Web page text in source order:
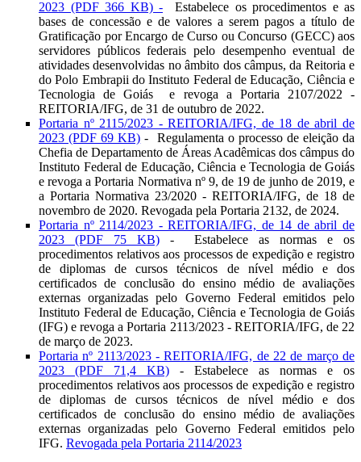
2023 (PDF 366 KB) -
Estabelece os procedimentos e as
bases de concessão e de valores a serem pagos a título de
Gratificação por Encargo de Curso ou Concurso (GECC) aos
servidores públicos federais pelo desempenho eventual de
atividades desenvolvidas no âmbito dos câmpus, da Reitoria e
do Polo Embrapii do Instituto Federal de Educação, Ciência e
Tecnologia de Goiáse revoga a Portaria 2107/2022 -
REITORIA/IFG, de 31 de outubro de 2022.
Portaria nº 2115/2023 - REITORIA/IFG, de 18 de abril de
2023 (PDF 69 KB) - Regulamenta o processo de eleição da
Chefia de Departamento de Áreas Acadêmicas dos câmpus do
Instituto Federal de Educação, Ciência e Tecnologia de Goiás
e revoga a Portaria Normativa nº 9, de 19 de junho de 2019, e
a Portaria Normativa 23/2020 - REITORIA/IFG, de 18 de
novembro de 2020. Revogada pela Portaria 2132, de 2024.
Portaria nº 2114/2023 - REITORIA/IFG, de 14 de abril de
2023 (PDF 75 KB)-Estabelece as normas e os
procedimentos relativos aos processos de expedição e registro
de diplomas de cursos técnicos de nível médio e dos
certificados de conclusão do ensino médio de avaliações
externas organizadas pelo Governo Federal emitidos pelo
Instituto Federal de Educação, Ciência e Tecnologia de Goiás
(IFG) e revoga a Portaria 2113/2023 - REITORIA/IFG, de 22
de março de 2023.
Portaria nº 2113/2023 - REITORIA/IFG, de 22 de março de
2023 (PDF 71,4 KB) - Estabelece as normas e os
procedimentos relativos aos processos de expedição e registro
de diplomas de cursos técnicos de nível médio e dos
certificados de conclusão do ensino médio de avaliações
externas organizadas pelo Governo Federal emitidos pelo
IFG. Revogada pela Portaria 2114/2023